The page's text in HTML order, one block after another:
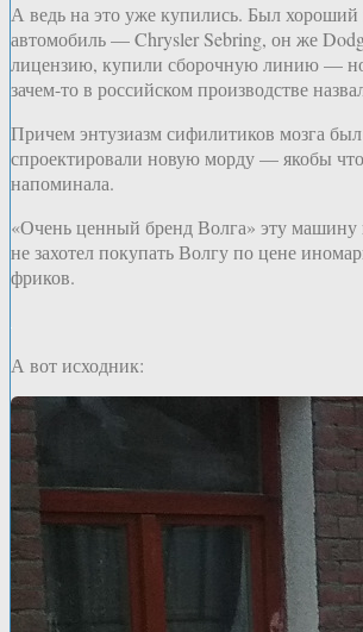
А ведь на это уже купились. Был
автомобиль — Chrysler Sebring, он же
лицензию, купили сборочную линию —
зачем-то в российском производстве
Причем энтузиазм сифилитиков мозга
спроектировали новую морду — якобы
напоминала.
«Очень ценный бренд Волга» эту
не захотел покупать Волгу по цене
фриков.
А вот исходник: